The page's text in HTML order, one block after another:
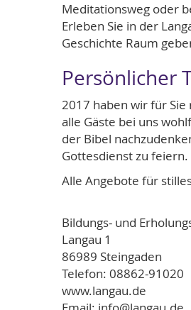
Meditationsweg oder
Erleben Sie in der
Geschichte Raum
Persönlicher
2017 haben wir für Sie
alle Gäste bei uns
der Bibel
Gottesdienst zu
Alle Angebote für
Bildungs- und
Langau 1
86989 Steingaden
Telefon: 08862-91020
www.langau.de